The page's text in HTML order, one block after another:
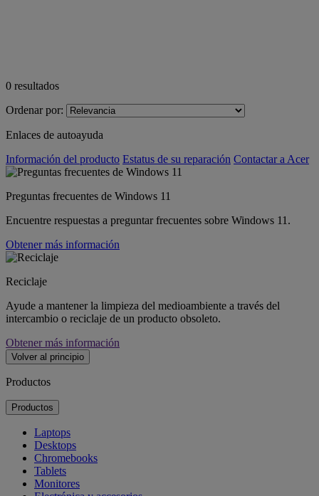
0 resultados
Ordenar por:
Enlaces de autoayuda
Información del producto Estatus de su reparación Contactar a Acer
Preguntas frecuentes de Windows 11
Encuentre respuestas a preguntar frecuentes sobre Windows 11.
Obtener más información
Reciclaje
Ayude a mantener la limpieza del medioambiente a través del
intercambio o reciclaje de un producto obsoleto.
Obtener más información
Volver al principio
Productos
Productos
Laptops
Desktops
Chromebooks
Tablets
Monitores